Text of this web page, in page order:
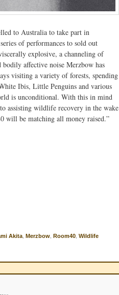
to Australia to take part in
of performances to sold out
explosive, a channeling of
affective noise Merzbow has
visiting a variety of forests, spending
Ibis, Little Penguins and various
is unconditional. With this in mind
assisting wildlife recovery in the wake
will be matching all money raised.”
Akita, Merzbow, Room40, Wildlife